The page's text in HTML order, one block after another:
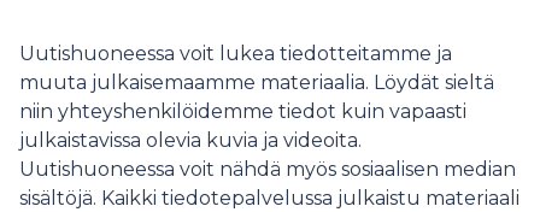
sairauden perinnöllinen alttius liittyy vahvasti
sappihappojen säätelyyn sekä rasva- ja
kolesteroliaineenvaihduntaan. Löydökset avaavat
uusia mahdollisuuksia äitien terveyden ja raskauteen
liittyvien maksasairauksien tutkimukseen.
Uutishuoneessa voit lukea tiedotteitamme ja
muuta julkaisemaamme materiaalia. Löydät sieltä
niin yhteyshenkilöidemme tiedot kuin vapaasti
julkaistavissa olevia kuvia ja videoita.
Uutishuoneessa voit nähdä myös sosiaalisen median
sisältöjä. Kaikki tiedotepalvelussa julkaistu materiaali